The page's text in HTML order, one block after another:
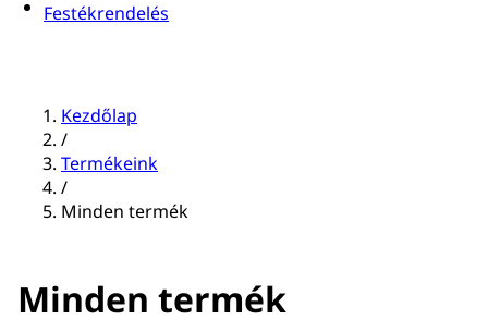
Festékrendelés
Kezdőlap
/
Termékeink
/
Minden termék
Minden termék